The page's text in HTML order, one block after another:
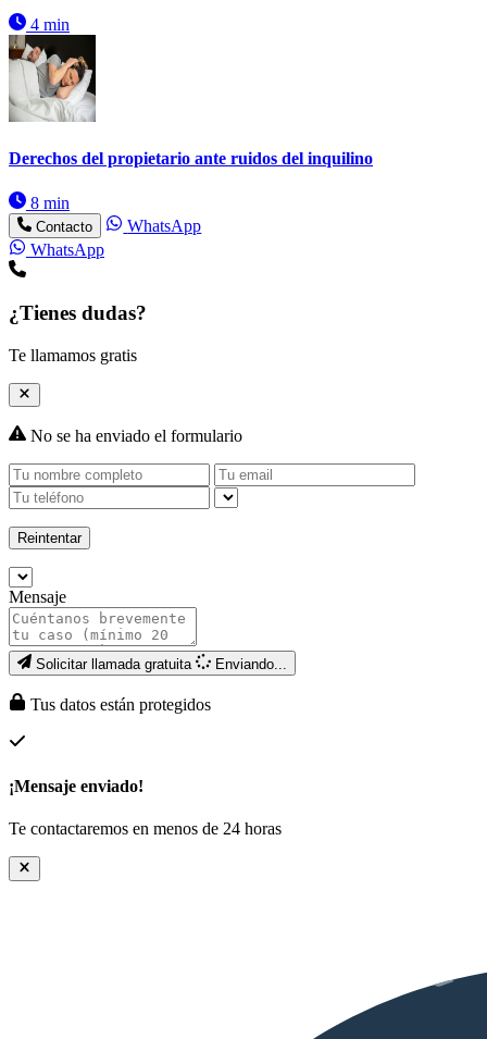
4 min
Derechos del propietario ante ruidos del inquilino
8 min
Contacto
WhatsApp
WhatsApp
¿Tienes dudas?
Te llamamos gratis
No se ha enviado el formulario
Reintentar
Mensaje
Solicitar llamada gratuita Enviando...
Tus datos están protegidos
¡Mensaje enviado!
Te contactaremos en menos de 24 horas